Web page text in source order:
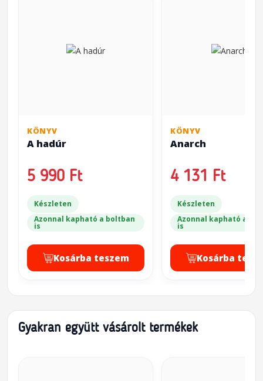
KÖNYV
A hadúr
5 990 Ft
Készleten
Azonnal kapható a boltban
is
Kosárba teszem
KÖNYV
Anarch
4 131 Ft
Készleten
Azonnal kapható a
is
Kosárba
Gyakran együtt vásárolt termékek